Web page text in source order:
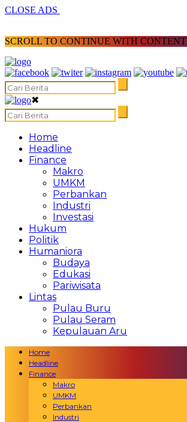
CLOSE ADS
SCROLL TO CONTINUE WITH CONTENT
✖
Home
Headline
Finance
Makro
UMKM
Perbankan
Industri
Investasi
Hukum
Politik
Humaniora
Budaya
Edukasi
Pariwisata
Lintas
Pulau Buru
Pulau Seram
Kepulauan Aru
Home
Headline
Finance
Makro
UMKM
Perbankan
Industri